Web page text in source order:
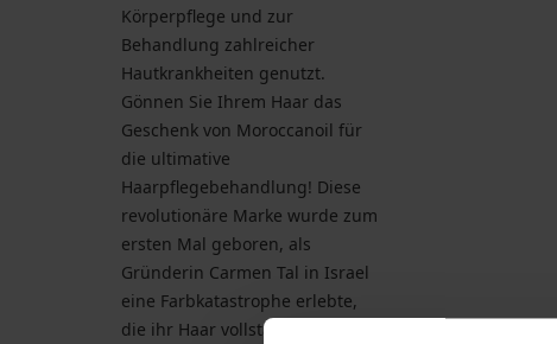
Körperpflege und zur
Behandlung zahlreicher
Hautkrankheiten genutzt.
Gönnen Sie Ihrem Haar das
Geschenk von Moroccanoil für
die ultimative
Haarpflegebehandlung! Diese
revolutionäre Marke wurde zum
ersten Mal geboren, als
Gründerin Carmen Tal in Israel
eine Farbkatastrophe erlebte,
die ihr Haar vollständig